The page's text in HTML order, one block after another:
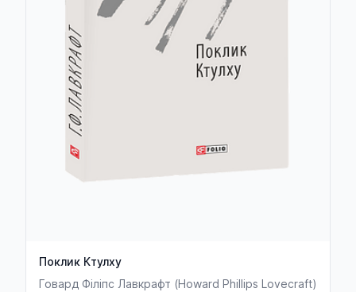
Поклик Ктулху
Говард Філіпс Лавкрафт (Howard Phillips Lovecraft)